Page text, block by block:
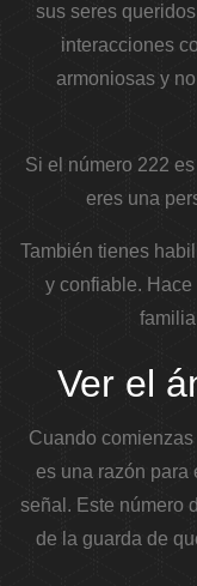
sus seres
interacciones
armoniosas y
Si el número 222
eres una
También tienes
y confiable.
Ver el
Cuando
es una razón para
señal. Este número
de la guarda de